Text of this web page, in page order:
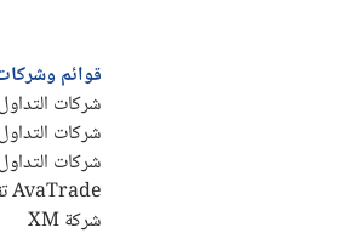
قوائم
شركات
شركات
شركات
AvaTrade تقييم
شركة XM